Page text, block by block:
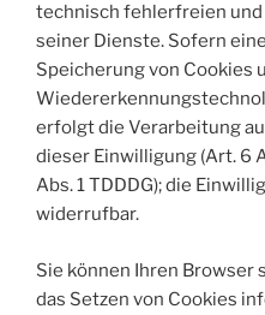
technisch fehlerfreien
seiner Dienste. Sofern
Speicherung von Cookies
erfolgt die Verarbeitung
dieser Einwilligung (Art. 6
Abs. 1 TDDDG); die
widerrufbar.
Sie können Ihren Browser
das Setzen von Cookies